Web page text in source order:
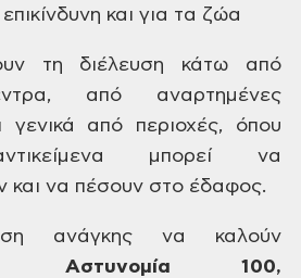
και για τα ζώα
τη διέλευση κάτω από
από αναρτημένες
γενικά από περιοχές, όπου
μπορεί να
και να πέσουν στο έδαφος.
ανάγκης να καλούν
Αστυνομία 100,